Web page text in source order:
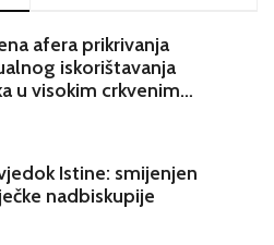
afera prikrivanja
iskorištavanja
u visokim crkvenim
Hrvatsku
Istine: smijenjen
nadbiskupije